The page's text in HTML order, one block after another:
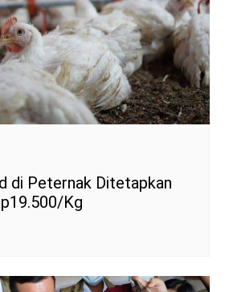
di Peternak Ditetapkan
Kg